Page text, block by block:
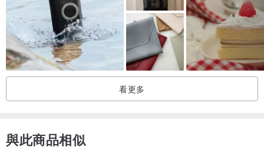
簡約的套件型設計，
細緻的車工，
邂逅時尚美感，
釋放原創的時髦，
經久耐用不易褪色復古文藝，
不需要繁花的點綴，
看更多
與此商品相似